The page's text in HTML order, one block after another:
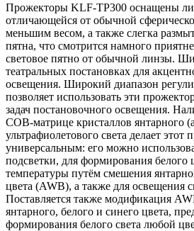
Прожекторы KLF-TP300 оснащены
отличающейся от обычной
меньшим весом, а также слегка
пятна, что смотрится намного
световое пятно от обычной линзы.
театральных постановках для
освещения. Широкий диапазон
позволяет использовать эти
задач постановочного освещения.
COB-матрице кристаллов янтарного
ультрафиолетового света делает
универсальным: его можно
подсветки, для формирования белого
температуры путём смешения
цвета (AWB), а также для освещения
Поставляется также модификация
янтарного, белого и синего цвета,
формирования белого света любой